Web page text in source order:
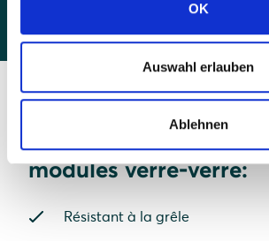
OK
Auswahl erlauben
Ablehnen
Caractéristiques de nos
modules verre-verre:
Résistant à la grêle